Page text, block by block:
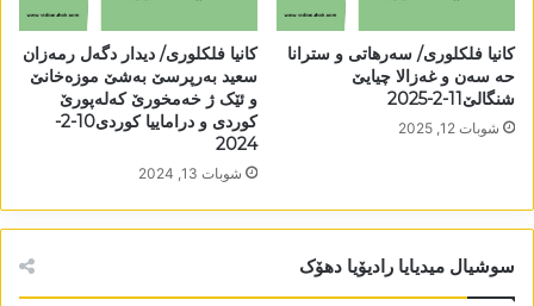
کانیا فلکلوری/ سەرھاتی و سترانا
حە سەن و غەزالا چیایێ
شنگالێ11-2-2025
شوبات 12, 2025
کانیا فلکلوری/ دیدار دگەل رمەزان
سعید بەرپرسێ بەشێ موزەخانێ
و ئێک ژ خەمخورێ کەلەپورێ
کوردی و دراماییا کوردی10-2-
2024
شوبات 13, 2024
سوشیال میدیایا رادیۆیا دھۆک